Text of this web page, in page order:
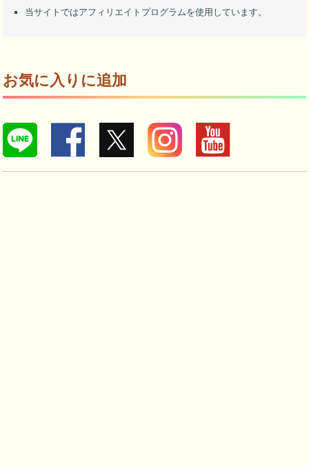
当サイトではアフィリエイトプログラムを使用しています。
お気に入りに追加